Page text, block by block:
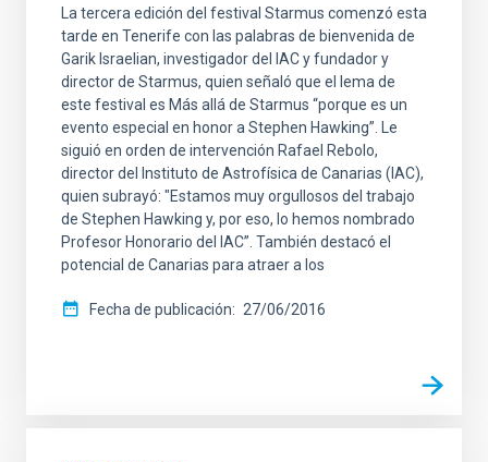
La tercera edición del festival Starmus comenzó esta
tarde en Tenerife con las palabras de bienvenida de
Garik Israelian, investigador del IAC y fundador y
director de Starmus, quien señaló que el lema de
este festival es Más allá de Starmus “porque es un
evento especial en honor a Stephen Hawking”. Le
siguió en orden de intervención Rafael Rebolo,
director del Instituto de Astrofísica de Canarias (IAC),
quien subrayó: "Estamos muy orgullosos del trabajo
de Stephen Hawking y, por eso, lo hemos nombrado
Profesor Honorario del IAC”. También destacó el
potencial de Canarias para atraer a los
Fecha de publicación 27/06/2016